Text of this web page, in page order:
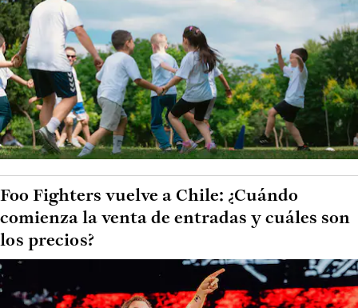
Foo Fighters vuelve a Chile: ¿Cuándo
comienza la venta de entradas y cuáles son
los precios?